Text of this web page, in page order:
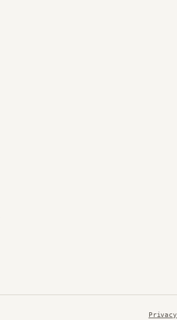
Privacy